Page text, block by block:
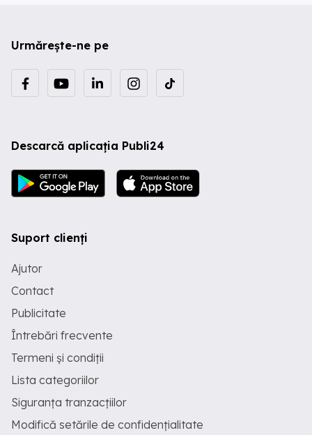
Urmărește-ne pe
Descarcă aplicația Publi24
Suport clienți
Ajutor
Contact
Publicitate
Întrebări frecvente
Termeni și condiții
Lista categoriilor
Siguranța tranzacțiilor
Modifică setările de confidențialitate